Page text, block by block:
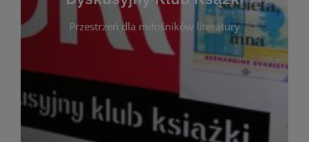
Przestrzeń dla miłośników literatury
Dyskusyjny Klub Ksążki
Dyskusyjny Klub Książki to przestrzeń dla
miłośników literatury, którzy lubią dzielić się
opiniami i emocjami po lekturze. Spotykamy się
regularnie, by rozmawiać o wybranych tytułach z
różnych gatunków literackich. Każde spotkanie to
okazja do inspirującej dyskusji, wymiany